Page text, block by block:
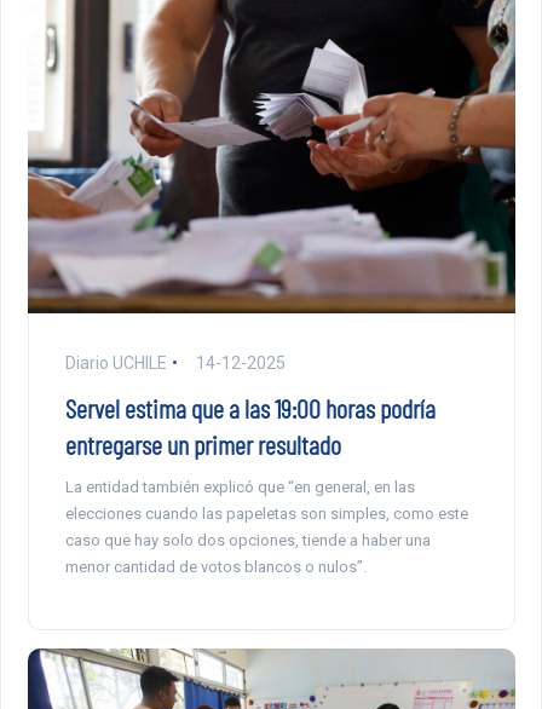
Diario UCHILE 14-12-2025
Servel estima que a las 19:00 horas podría
entregarse un primer resultado
La entidad también explicó que “en general, en las
elecciones cuando las papeletas son simples, como este
caso que hay solo dos opciones, tiende a haber una
menor cantidad de votos blancos o nulos”.